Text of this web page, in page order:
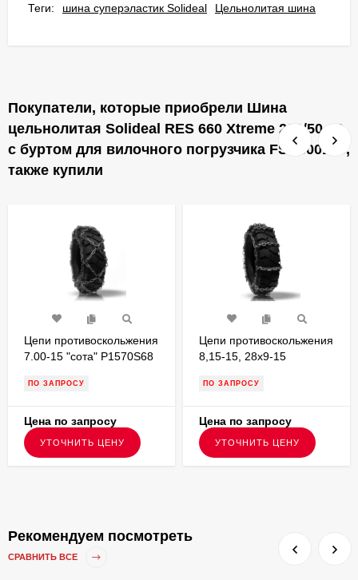
Теги: шина суперэластик Solideal Цельнолитая шина
Покупатели, которые приобрели Шина
цельнолитая Solideal RES 660 Xtreme 200/50-10
с буртом для вилочного погрузчика FSTS00149,
также купили
Цепи противоскольжения
7.00-15 "сота" P1570S68
7.00-15, для вилочных
ПО ЗАПРОСУ
Цена по запросу
УТОЧНИТЬ ЦЕНУ
Цепи противоскольжения
8,15-15, 28x9-15
применимость на шинах
погрузчиков
ПО ЗАПРОСУ
Цена по запросу
УТОЧНИТЬ ЦЕНУ
Рекомендуем посмотреть
СРАВНИТЬ ВСЕ